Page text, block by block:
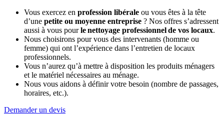
Vous exercez en profession libérale ou vous êtes à la tête
d’une petite ou moyenne entreprise ? Nos offres s’adressent
aussi à vous pourle nettoyage professionnel de vos locaux.
Nous choisirons pour vous des intervenants (homme ou
femme) qui ont l’expérience dans l’entretien de locaux
professionnels.
Vous n’aurez qu’à mettre à disposition les produits ménagers
et le matériel nécessaires au ménage.
Nous vous aidons à définir votre besoin (nombre de passages,
horaires, etc.).
Demander un devis